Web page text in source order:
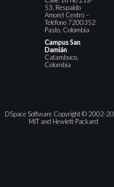
53, Respaldo
Amorel Centro –
Teléfono 7200352
Pasto, Colombia
Campus San
Damián
Catambuco,
Colombia
DSpace Software Copyright © 2002-
MIT and Hewlett-Packard